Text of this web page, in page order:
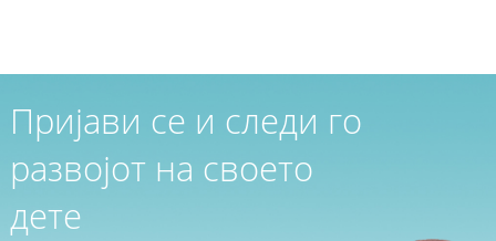
Пријави се и следи го
развојот на своето
дете